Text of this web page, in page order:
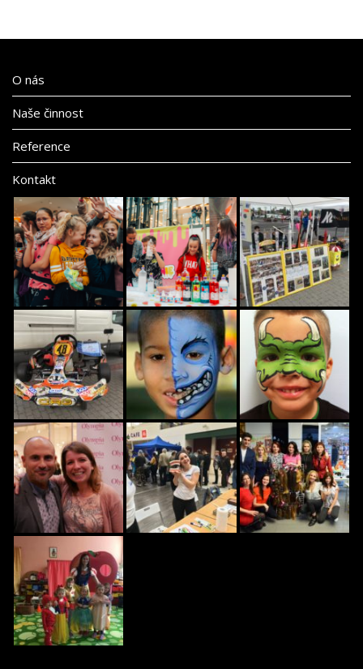
O nás
Naše činnost
Reference
Kontakt